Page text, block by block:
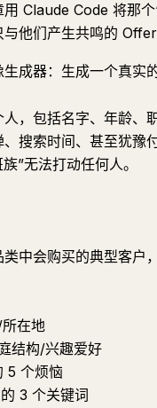
Claude Code 将那个
他们产生共鸣的 Offer
成器：生成一个真实
，包括名字、年龄、
搜索时间、甚至犹豫
”无法打动任何人。
中会购买的典型客户
在地
结构/兴趣爱好
5 个烦恼
3 个关键词